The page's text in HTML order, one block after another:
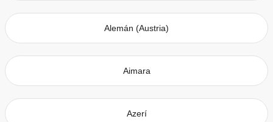
Alemán (Austria)
Aimara
Azerí